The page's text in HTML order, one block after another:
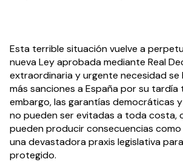
Esta terrible situación vuelve a
nueva Ley aprobada mediante Real
extraordinaria y urgente necesidad se
más sanciones a España por su tardía
embargo, las garantías democráticas
no pueden ser evitadas a toda costa,
pueden producir consecuencias
una devastadora praxis legislativa
protegido.